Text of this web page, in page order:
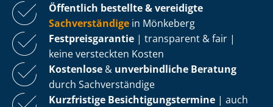
Öffentlich bestellte & vereidigte
Sachverständige in Mönkeberg
Fest­preis­ga­ran­tie | transparent & fair |
keine versteckten Kosten
Kostenlose & unverbindliche Beratung
durch Sachverständige
Kurzfristige Be­sich­ti­gungs­ter­mi­ne | auch